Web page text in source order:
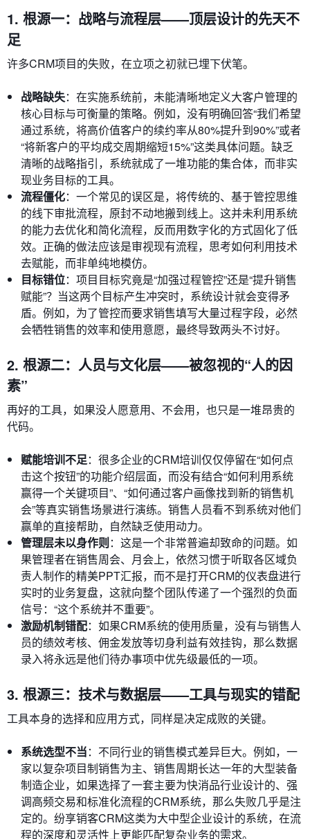
1. 根源一：战略与流程层——顶层设计的先天不
足
许多CRM项目的失败，在立项之初就已埋下伏笔。
战略缺失：在实施系统前，未能清晰地定义大客户管理的
核心目标与可衡量的策略。例如，没有明确回答“我们希望
通过系统，将高价值客户的续约率从80%提升到90%”或者
“将新客户的平均成交周期缩短15%”这类具体问题。缺乏
清晰的战略指引，系统就成了一堆功能的集合体，而非实
现业务目标的工具。
流程僵化：一个常见的误区是，将传统的、基于管控思维
的线下审批流程，原封不动地搬到线上。这并未利用系统
的能力去优化和简化流程，反而用数字化的方式固化了低
效。正确的做法应该是审视现有流程，思考如何利用技术
去赋能，而非单纯地模仿。
目标错位：项目目标究竟是“加强过程管控”还是“提升销售
赋能”？当这两个目标产生冲突时，系统设计就会变得矛
盾。例如，为了管控而要求销售填写大量过程字段，必然
会牺牲销售的效率和使用意愿，最终导致两头不讨好。
2. 根源二：人员与文化层——被忽视的“人的因
素”
再好的工具，如果没人愿意用、不会用，也只是一堆昂贵的
代码。
赋能培训不足：很多企业的CRM培训仅仅停留在“如何点
击这个按钮”的功能介绍层面，而没有结合“如何利用系统
赢得一个关键项目”、“如何通过客户画像找到新的销售机
会”等真实销售场景进行演练。销售人员看不到系统对他们
赢单的直接帮助，自然缺乏使用动力。
管理层未以身作则：这是一个非常普遍却致命的问题。如
果管理者在销售周会、月会上，依然习惯于听取各区域负
责人制作的精美PPT汇报，而不是打开CRM的仪表盘进行
实时的业务复盘，这就向整个团队传递了一个强烈的负面
信号：“这个系统并不重要”。
激励机制错配：如果CRM系统的使用质量，没有与销售人
员的绩效考核、佣金发放等切身利益有效挂钩，那么数据
录入将永远是他们待办事项中优先级最低的一项。
3. 根源三：技术与数据层——工具与现实的错配
工具本身的选择和应用方式，同样是决定成败的关键。
系统选型不当：不同行业的销售模式差异巨大。例如，一
家以复杂项目制销售为主、销售周期长达一年的大型装备
制造企业，如果选择了一套主要为快消品行业设计的、强
调高频交易和标准化流程的CRM系统，那么失败几乎是注
定的。纷享销客CRM这类为大中型企业设计的系统，在流
程的深度和灵活性上更能匹配复杂业务的需求。